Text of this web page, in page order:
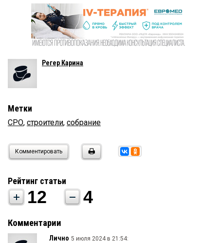
Регер Карина
Метки
СРО, строители, собрание
Комментировать
Рейтинг статьи
12 4
Комментарии
Лично 5 июля 2024 в 21:54: